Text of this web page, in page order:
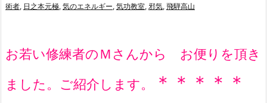
術者, 日之本元極, 気のエネルギー, 気功教室, 邪気, 飛騨高山
お若い修練者のＭさんから お便りを頂き
ました。 ご紹介します。
＊＊＊＊＊